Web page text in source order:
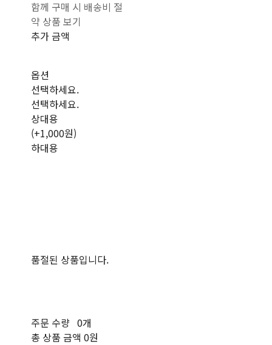
함께 구매 시 배송비 절
약 상품 보기
추가 금액
옵션
선택하세요.
선택하세요.
상대용
(+1,000원)
하대용
품절된 상품입니다.
주문 수량 0개
총 상품 금액 0원